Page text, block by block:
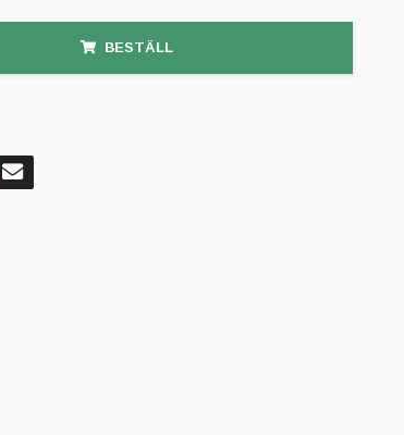
BESTÄLL